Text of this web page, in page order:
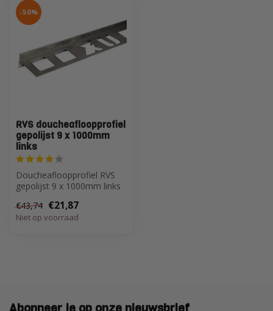
-50%
RVS doucheafloopprofiel
gepolijst 9 x 1000mm
links
Doucheafloopprofiel RVS
gepolijst 9 x 1000mm links
€43,74 €21,87
Niet op voorraad
Abonneer je op onze nieuwsbrief